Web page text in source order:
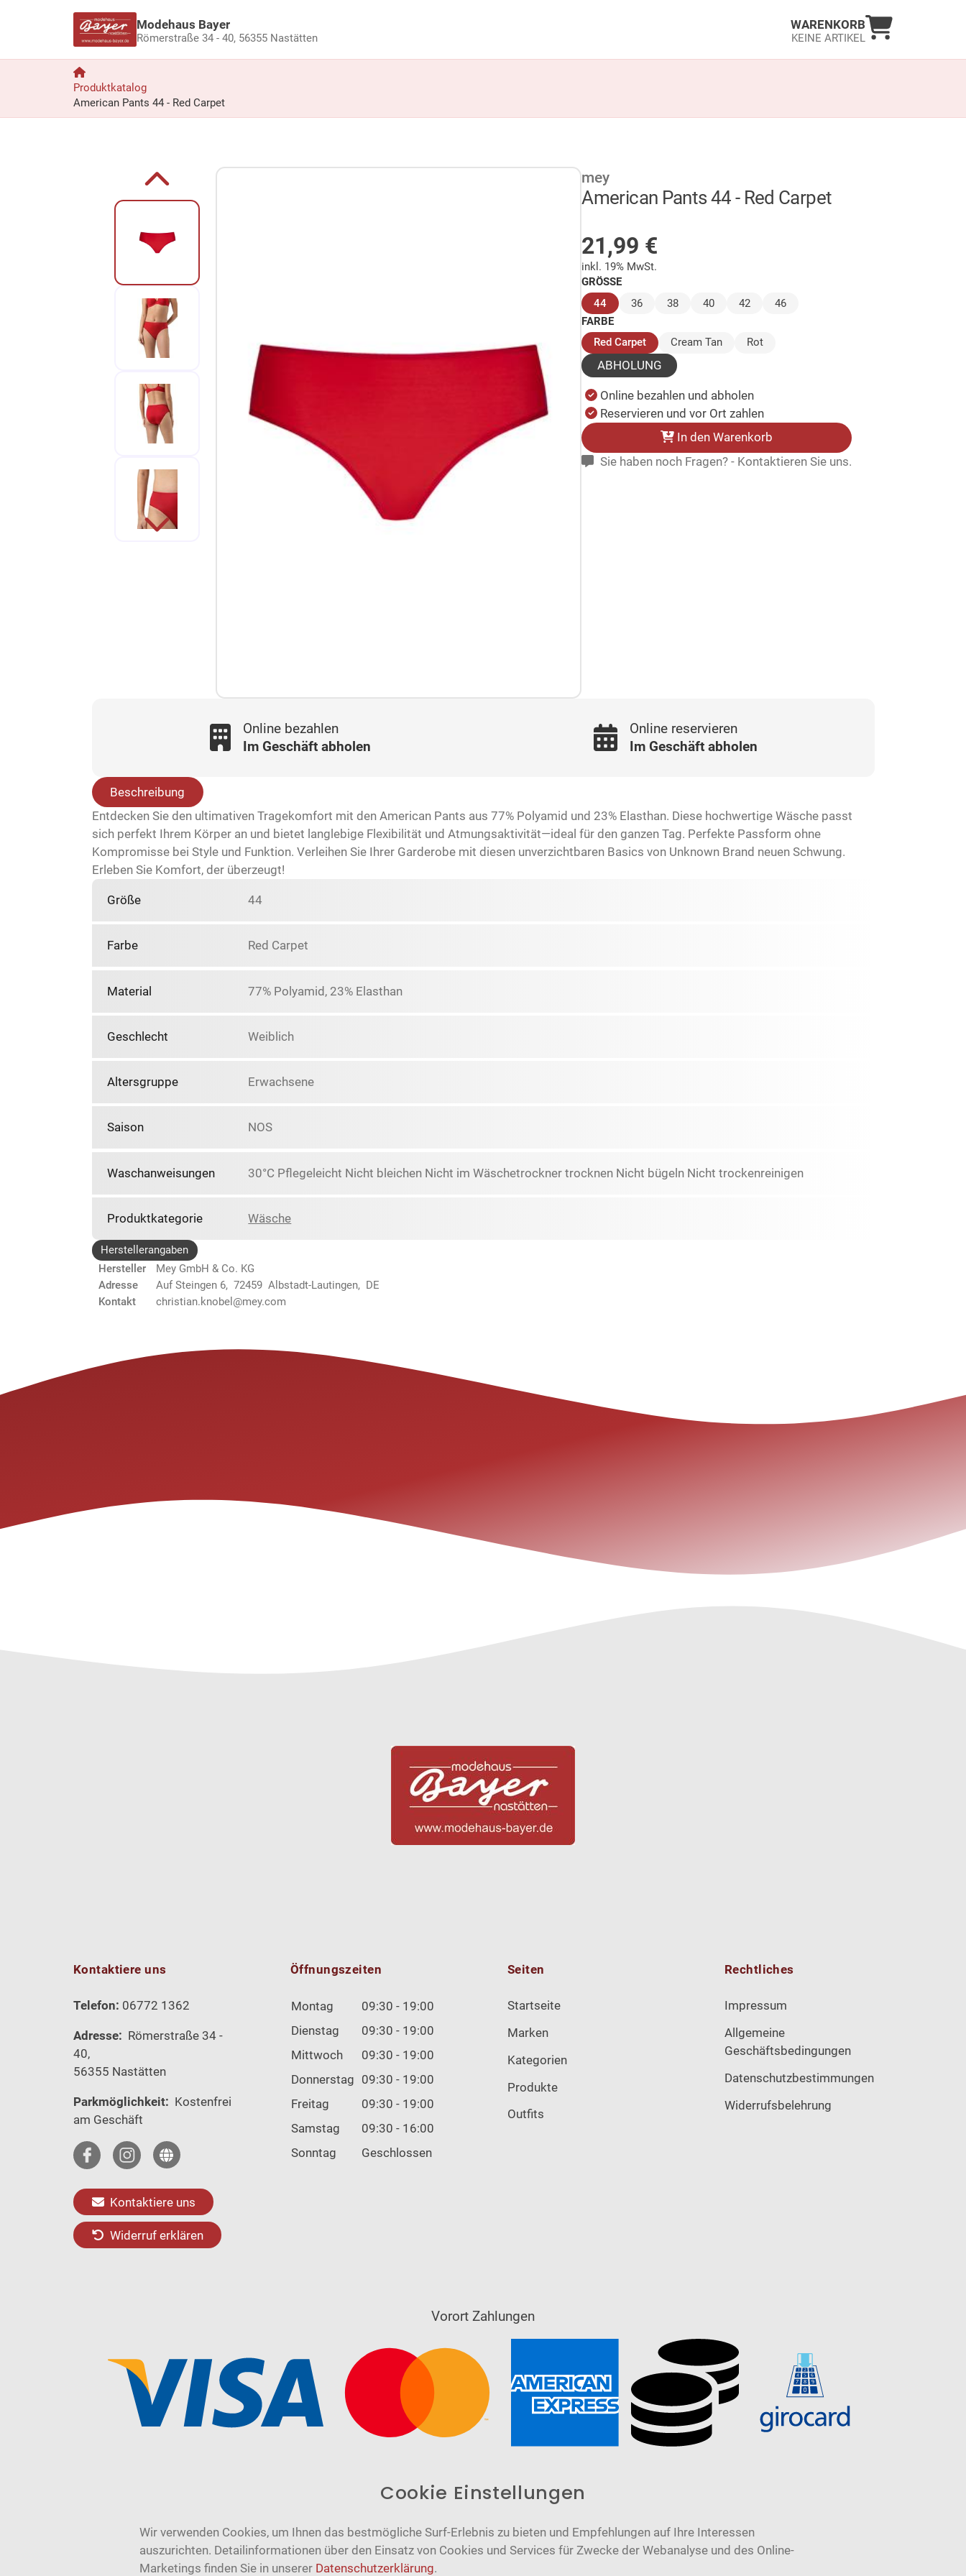
Modehaus Bayer
Römerstraße 34 - 40, 56355 Nastätten
WARENKORB
KEINE ARTIKEL
Warenkorb
Produktkatalog
American Pants 44 - Red Carpet
Zur Produktbeschreibung springen mey
American Pants 44 - Red Carpet
21,99 €
inkl. 19% MwSt.
GRÖSSE
44(ausgewählt)
36 38 40 42
46
FARBE
Red Carpet(ausgewählt)
Cream Tan Rot
ABHOLUNG
Online bezahlen und abholen
Reservieren und vor Ort zahlen
In den Warenkorb
Sie haben noch Fragen? - Kontaktieren Sie uns.
Online bezahlen
Im Geschäft abholen
Online reservieren
Im Geschäft abholen
Beschreibung
Entdecken Sie den ultimativen Tragekomfort mit den American Pants aus 77% Polyamid und 23% Elasthan. Diese hochwertige Wäsche passt
sich perfekt Ihrem Körper an und bietet langlebige Flexibilität und Atmungsaktivität—ideal für den ganzen Tag. Perfekte Passform ohne
Kompromisse bei Style und Funktion. Verleihen Sie Ihrer Garderobe mit diesen unverzichtbaren Basics von Unknown Brand neuen Schwung.
Erleben Sie Komfort, der überzeugt!
Größe 44
Farbe Red Carpet
Material 77% Polyamid, 23% Elasthan
Geschlecht Weiblich
Altersgruppe Erwachsene
Saison NOS
Waschanweisungen 30°C Pflegeleicht Nicht bleichen Nicht im Wäschetrockner trocknen Nicht bügeln Nicht trockenreinigen
Produktkategorie Wäsche
Herstellerangaben
Hersteller
Mey GmbH & Co. KG
Adresse
Auf Steingen 6, 72459 Albstadt-Lautingen, DE
Kontakt
christian.knobel@mey.com
Kontaktiere uns
Telefon: 06772 1362
Adresse: Römerstraße 34 -
40,
56355 Nastätten
Parkmöglichkeit: Kostenfrei
am Geschäft
Kontaktiere uns
Widerruf erklären
Öffnungszeiten
Montag
09:30 - 19:00
Dienstag
09:30 - 19:00
Mittwoch
09:30 - 19:00
Donnerstag 09:30 - 19:00
Freitag
09:30 - 19:00
Samstag
09:30 - 16:00
Sonntag
Geschlossen
Seiten
Startseite
Marken
Kategorien
Produkte
Outfits
Rechtliches
Impressum
Allgemeine
Geschäftsbedingungen
Datenschutzbestimmungen
Widerrufsbelehrung
Vorort Zahlungen
Cookie Einstellungen
Wir verwenden Cookies, um Ihnen das bestmögliche Surf-Erlebnis zu bieten und Empfehlungen auf Ihre Interessen
auszurichten. Detailinformationen über den Einsatz von Cookies und Services für Zwecke der Webanalyse und des Online-
Marketings finden Sie in unserer Datenschutzerklärung.